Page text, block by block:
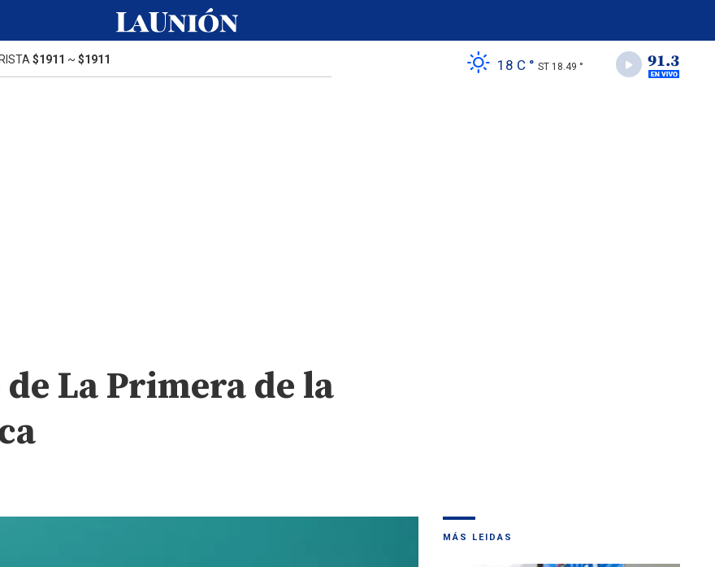
$1911 ~ $1911 18 C ° ST 18.49 °
La Primera de la
MÁS LEIDAS